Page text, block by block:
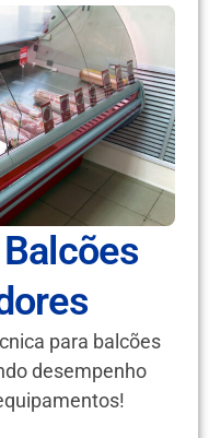
para balcões
desempenho